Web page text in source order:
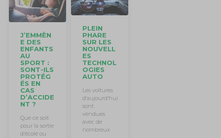
J’EMMÈN
E DES
ENFANTS
AU
SPORT :
SONT-ILS
PROTÉG
ÉS EN
CAS
D’ACCIDE
NT ?
Que ce soit
pour la sortie
d’école ou
PLEIN
PHARE
SUR LES
NOUVELL
ES
TECHNOL
OGIES
AUTO
Les voitures
d’aujourd’hui
sont
vendues
avec de
nombreux